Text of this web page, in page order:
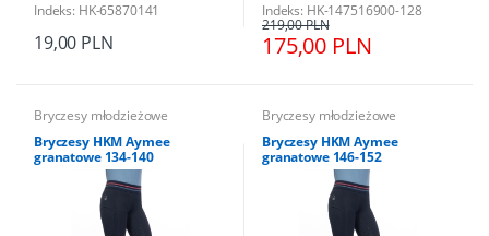
Indeks: HK-65870141
19,00 PLN
Indeks: HK-147516900-128
175,00 PLN
219,00 PLN
Bryczesy młodzieżowe
Bryczesy HKM Aymee
granatowe 134-140
Bryczesy młodzieżowe
Bryczesy HKM Aymee
granatowe 146-152